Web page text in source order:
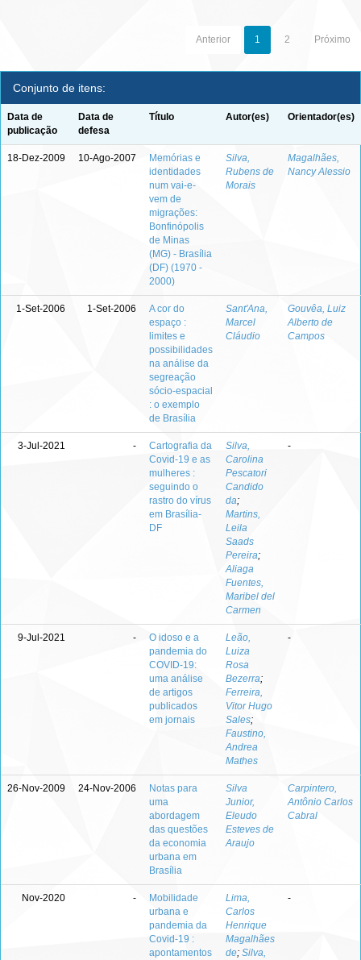
Anterior 1 2 Próximo
Conjunto de itens:
Data de
publicação
Data de
defesa
Título Autor(es) Orientador(es)
18-Dez-2009 10-Ago-2007
Memórias e
identidades
num vai-e-
vem de
migrações:
Bonfinópolis
de Minas
(MG) - Brasília
(DF) (1970 -
2000)
Silva,
Rubens de
Morais
Magalhães,
Nancy Alessio
1-Set-2006 1-Set-2006
A cor do
espaço :
limites e
possibilidades
na análise da
segreação
sócio-espacial
: o exemplo
de Brasília
Sant'Ana,
Marcel
Cláudio
Gouvêa, Luiz
Alberto de
Campos
3-Jul-2021 -
Cartografia da
Covid-19 e as
mulheres :
seguindo o
rastro do vírus
em Brasília-
DF
Silva,
Carolina
Pescatori
Candido
da;
Martins,
Leila
Saads
Pereira;
Aliaga
Fuentes,
Maribel del
Carmen
-
9-Jul-2021 -
O idoso e a
pandemia do
COVID-19:
uma análise
de artigos
publicados
em jornais
Leão,
Luiza
Rosa
Bezerra;
Ferreira,
Vitor Hugo
Sales;
Faustino,
Andrea
Mathes
-
26-Nov-2009 24-Nov-2006
Notas para
uma
abordagem
das questões
da economia
urbana em
Brasília
Silva
Junior,
Eleudo
Esteves de
Araujo
Carpintero,
Antônio Carlos
Cabral
Nov-2020 -
Mobilidade
urbana e
pandemia da
Covid-19 :
apontamentos
Lima,
Carlos
Henrique
Magalhães
de; Silva,
-